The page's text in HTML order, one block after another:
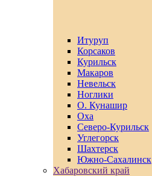
Итуруп
Корсаков
Курильск
Макаров
Невельск
Ноглики
О. Кунашир
Оха
Северо-Курильск
Углегорск
Шахтерск
Южно-Сахалинск
Хабаровский край